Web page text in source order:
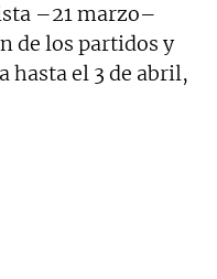
–21 marzo–
de los partidos y
hasta el 3 de abril,